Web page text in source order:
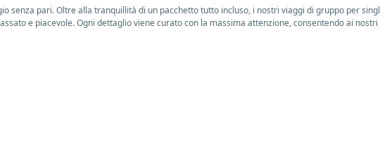
senza pari. Oltre alla tranquillità di un pacchetto tutto incluso, i nostri viaggi di gruppo per
e piacevole. Ogni dettaglio viene curato con la massima attenzione, consentendo ai